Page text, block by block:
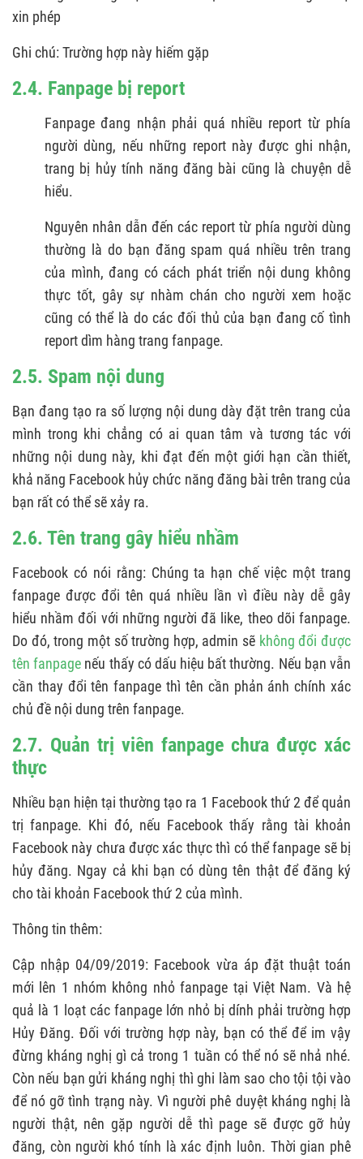
xin phép
Ghi chú: Trường hợp này hiếm gặp
2.4. Fanpage bị report
Fanpage đang nhận phải quá nhiều report từ phía
người dùng, nếu những report này được ghi nhận,
trang bị hủy tính năng đăng bài cũng là chuyện dễ
hiểu.
Nguyên nhân dẫn đến các report từ phía người dùng
thường là do bạn đăng spam quá nhiều trên trang
của mình, đang có cách phát triển nội dung không
thực tốt, gây sự nhàm chán cho người xem hoặc
cũng có thể là do các đối thủ của bạn đang cố tình
report dìm hàng trang fanpage.
2.5. Spam nội dung
Bạn đang tạo ra số lượng nội dung dày đặt trên trang của
mình trong khi chẳng có ai quan tâm và tương tác với
những nội dung này, khi đạt đến một giới hạn cần thiết,
khả năng Facebook hủy chức năng đăng bài trên trang của
bạn rất có thể sẽ xảy ra.
2.6. Tên trang gây hiểu nhầm
Facebook có nói rằng: Chúng ta hạn chế việc một trang
fanpage được đổi tên quá nhiều lần vì điều này dễ gây
hiểu nhầm đối với những người đã like, theo dõi fanpage.
Do đó, trong một số trường hợp, admin sẽ không đổi được
tên fanpage nếu thấy có dấu hiệu bất thường. Nếu bạn vẫn
cần thay đổi tên fanpage thì tên cần phản ánh chính xác
chủ đề nội dung trên fanpage.
2.7. Quản trị viên fanpage chưa được xác
thực
Nhiều bạn hiện tại thường tạo ra 1 Facebook thứ 2 để quản
trị fanpage. Khi đó, nếu Facebook thấy rằng tài khoản
Facebook này chưa được xác thực thì có thể fanpage sẽ bị
hủy đăng. Ngay cả khi bạn có dùng tên thật để đăng ký
cho tài khoản Facebook thứ 2 của mình.
Thông tin thêm:
Cập nhập 04/09/2019: Facebook vừa áp đặt thuật toán
mới lên 1 nhóm không nhỏ fanpage tại Việt Nam. Và hệ
quả là 1 loạt các fanpage lớn nhỏ bị dính phải trường hợp
Hủy Đăng. Đối với trường hợp này, bạn có thể để im vậy
đừng kháng nghị gì cả trong 1 tuần có thể nó sẽ nhả nhé.
Còn nếu bạn gửi kháng nghị thì ghi làm sao cho tội tội vào
để nó gỡ tình trạng này. Vì người phê duyệt kháng nghị là
người thật, nên gặp người dễ thì page sẽ được gỡ hủy
đăng, còn người khó tính là xác định luôn. Thời gian phê